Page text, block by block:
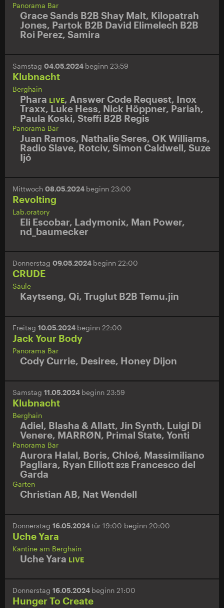
Panorama Bar
Grace Sands B2B Shay Malt, Kilopatrah
Jones, Partok B2B David Elimelech B2B
Roi Perez, Samira
Samstag 04.05.2024 beginn 23:59
Klubnacht
Berghain
Phara LIVE, Answer Code Request, Inox
Traxx, Luke Hess, Nick Höppner, Pariah,
Paula Koski, Steffi B2B Regis
Panorama Bar
Juan Ramos, Nathalie Seres, OK Williams,
Radio Slave, Rotciv, Simon Caldwell, Suze
Ijó
Mittwoch 08.05.2024 beginn 23:00
Revolting
Lab.oratory
Eli Escobar, Ladymonix, Man Power,
nd_baumecker
Donnerstag 09.05.2024 beginn 22:00
CRUDE
Säule
Kaytseng, Qi, Truglut B2B Temu.jin
Freitag 10.05.2024 beginn 22:00
Jack Your Body
Panorama Bar
Cody Currie, Desiree, Honey Dijon
Samstag 11.05.2024 beginn 23:59
Klubnacht
Berghain
Adiel, Blasha & Allatt, Jin Synth, Luigi Di
Venere, MARRØN, Primal State, Yonti
Panorama Bar
Aurora Halal, Boris, Chloé, Massimiliano
Pagliara, Ryan Elliott B2B Francesco del
Garda
Garten
Christian AB, Nat Wendell
Donnerstag 16.05.2024tür 19:00 beginn 20:00
Uche Yara
Kantine am Berghain
Uche Yara LIVE
Donnerstag 16.05.2024 beginn 21:00
Hunger To Create